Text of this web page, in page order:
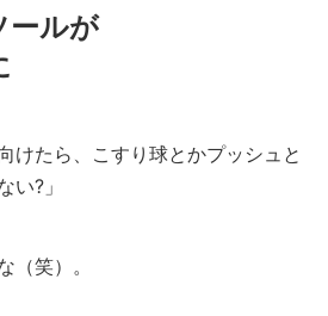
ールが
けたら、こすり球とかプッシュと
い?」
（笑）。